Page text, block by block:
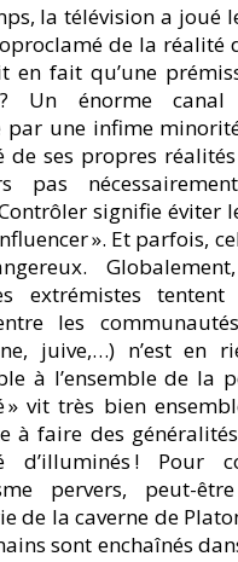
la télévision a joué
de la réalité
en fait qu’une
? Un énorme
par une infime
de ses propres réalités
pas
signifie éviter
». Et parfois,
extrémistes tentent
les
juive,…) n’est en
à l’ensemble de la
» vit très bien
à faire des
d’illuminés ! Pour
pervers, peut-
de la caverne de
sont enchaînés